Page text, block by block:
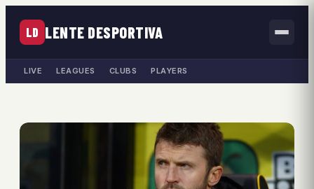
LD LENTE DESPORTIVA
LIVE LEAGUES CLUBS PLAYERS